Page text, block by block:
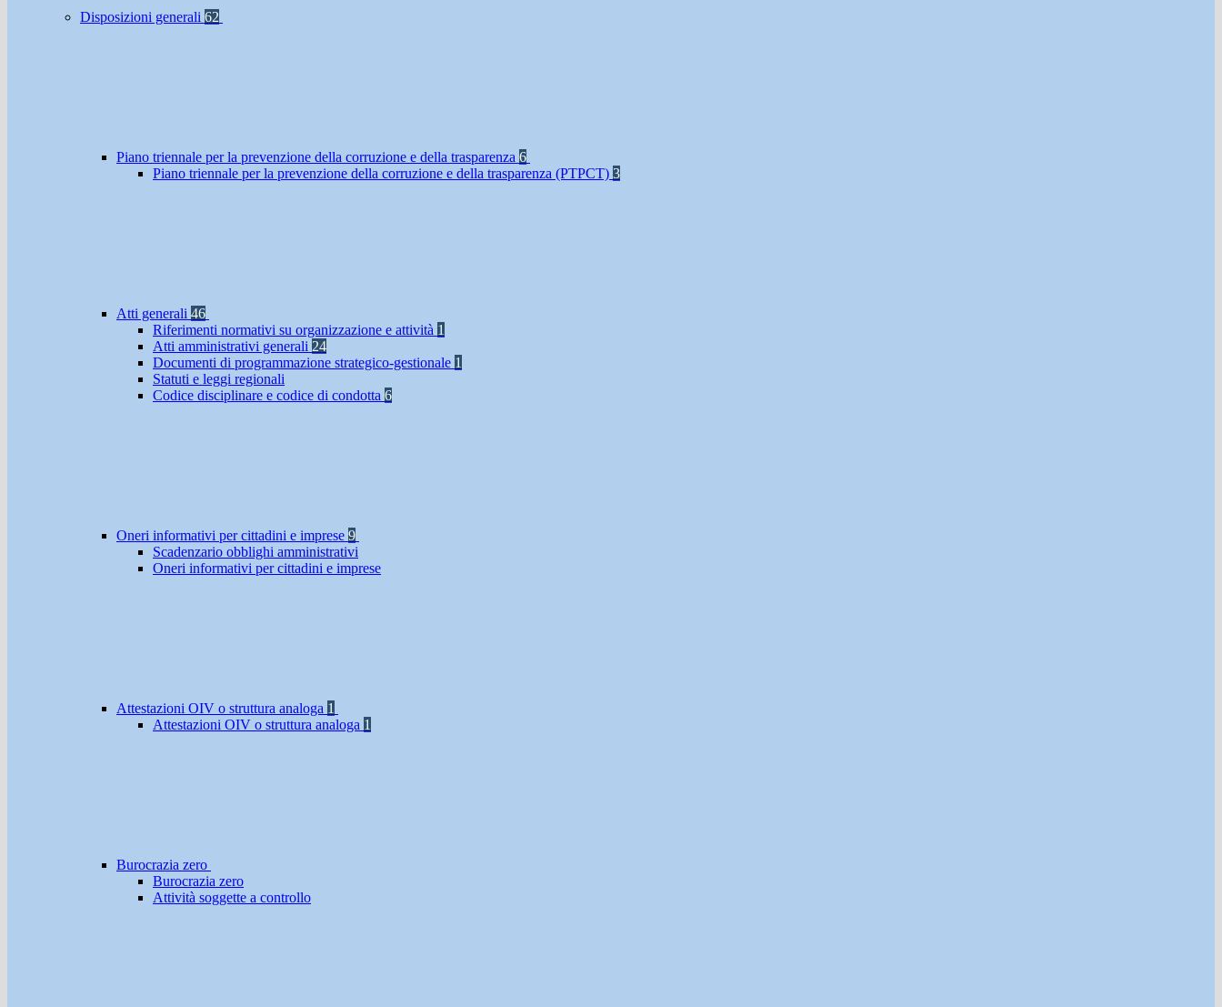
Disposizioni generali 62
Piano triennale per la prevenzione della corruzione e della trasparenza 6
Piano triennale per la prevenzione della corruzione e della trasparenza (PTPCT) 3
Atti generali 46
Riferimenti normativi su organizzazione e attività 1
Atti amministrativi generali 24
Documenti di programmazione strategico-gestionale 1
Statuti e leggi regionali
Codice disciplinare e codice di condotta 6
Oneri informativi per cittadini e imprese 9
Scadenzario obblighi amministrativi
Oneri informativi per cittadini e imprese
Attestazioni OIV o struttura analoga 1
Attestazioni OIV o struttura analoga 1
Burocrazia zero
Burocrazia zero
Attività soggette a controllo